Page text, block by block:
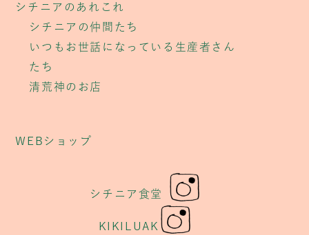
シチニアのあれこれ
シチニアの仲間たち
いつもお世話になっている生産者さん
たち
清荒神のお店
WEBショップ
シチニア食堂
KIKILUAK